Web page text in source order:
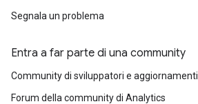
Segnala un problema
Entra a far parte di una community
Community di sviluppatori e aggiornamenti
Forum della community di Analytics